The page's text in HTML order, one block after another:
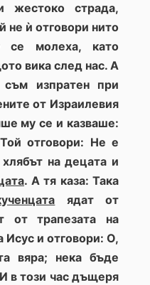
страда,
не ѝ отговори нито
се молеха, като
вика след нас. А
изпратен при
от Израилевия
му се и казваше:
отговори: Не е
на децата и
. А тя каза: Така
ядат от
от трапезата на
Исус и отговори: О,
вяра; нека бъде
в този час дъщеря